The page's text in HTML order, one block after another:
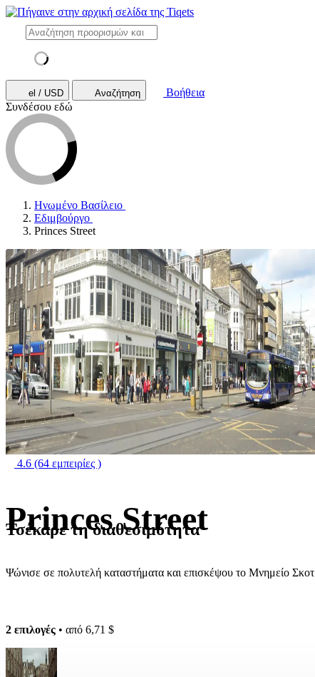
el / USD Αναζήτηση
Βοήθεια
Συνδέσου εδώ
Ηνωμένο Βασίλειο
Εδιμβούργο
Princes Street
4.6 (64 εμπειρίες )
Princes Street
Ψώνισε σε πολυτελή καταστήματα και επισκέψου το Μνημείο Σκοτ
Τσέκαρε τη διαθεσιμότητα
2 επιλογές • από 6,71 $